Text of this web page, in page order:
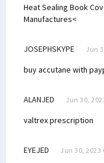
Heat Sealing Book
Manufactures<
JOSEPHSKYPE Jun
buy accutane with
ALANJED Jun 30,
valtrex prescription
EYEJED Jun 30, 2023